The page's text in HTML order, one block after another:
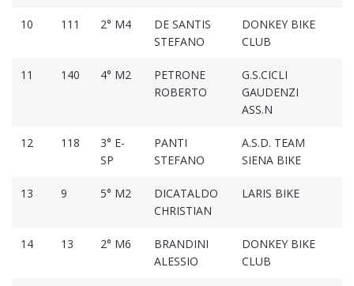
10 111 2° M4
DE SANTIS
STEFANO
DONKEY BIKE
CLUB
11 140 4° M2
PETRONE
ROBERTO
G.S.CICLI
GAUDENZI
ASS.N
12 118
3° E-
SP
PANTI
STEFANO
A.S.D. TEAM
SIENA BIKE
13 9 5° M2
DICATALDO
CHRISTIAN
LARIS BIKE
14 13 2° M6
BRANDINI
ALESSIO
DONKEY BIKE
CLUB